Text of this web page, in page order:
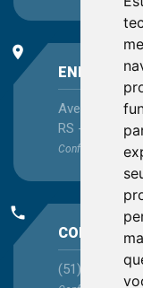
place
ENDEREÇO
Avenida
RS - CEP
Confira as demais
phone
CONTATO
(51) 3330-